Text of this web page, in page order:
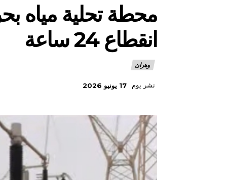
محطة تحلية مياه
انقطاع 24 ساعة
وهران
نشر يوم 17 يونيو 2026